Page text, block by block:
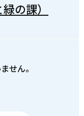
の課）
せん。